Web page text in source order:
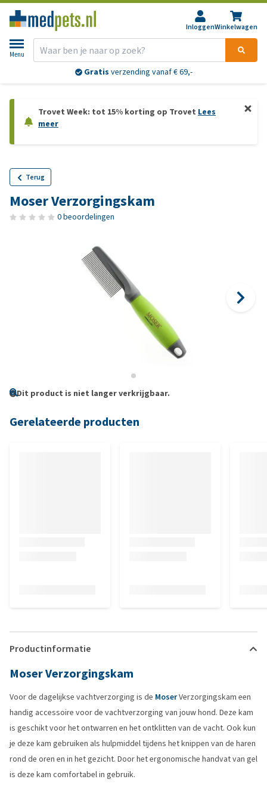
InloggenWinkelwagen
Menu
Gratis verzending vanaf € 69,-
Trovet Week: tot 15% korting op Trovet Lees
meer
Terug
Moser Verzorgingskam
0 beoordelingen
Dit product is niet langer verkrijgbaar.
Gerelateerde producten
Productinformatie
Moser Verzorgingskam
Voor de dagelijkse vachtverzorging is de MoserVerzorgingskam een
handig accessoire voor de vachtverzorging van jouw hond. Deze kam
is geschikt voor het ontwarren en het ontklitten van de vacht. Ook kun
je deze kam gebruiken als hulpmiddel tijdens het knippen van de haren
rond de oren en in het gezicht. Door het ergonomische handvat van gel
is deze kam comfortabel in gebruik.